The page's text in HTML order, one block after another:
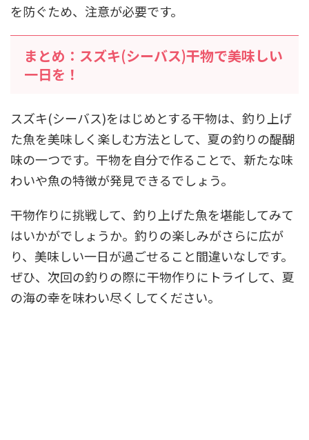
を防ぐため、注意が必要です。
まとめ：スズキ(シーバス)干物で美味しい
一日を！
スズキ(シーバス)をはじめとする干物は、釣り上げ
た魚を美味しく楽しむ方法として、夏の釣りの醍醐
味の一つです。干物を自分で作ることで、新たな味
わいや魚の特徴が発見できるでしょう。
干物作りに挑戦して、釣り上げた魚を堪能してみて
はいかがでしょうか。釣りの楽しみがさらに広が
り、美味しい一日が過ごせること間違いなしです。
ぜひ、次回の釣りの際に干物作りにトライして、夏
の海の幸を味わい尽くしてください。